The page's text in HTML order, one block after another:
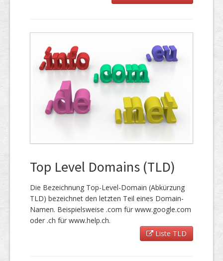
Top Level Domains (TLD)
Die Bezeichnung Top-Level-Domain (Abkürzung
TLD) bezeichnet den letzten Teil eines Domain-
Namen. Beispielsweise .com für www.google.com
oder .ch für www.help.ch.
Liste TLD